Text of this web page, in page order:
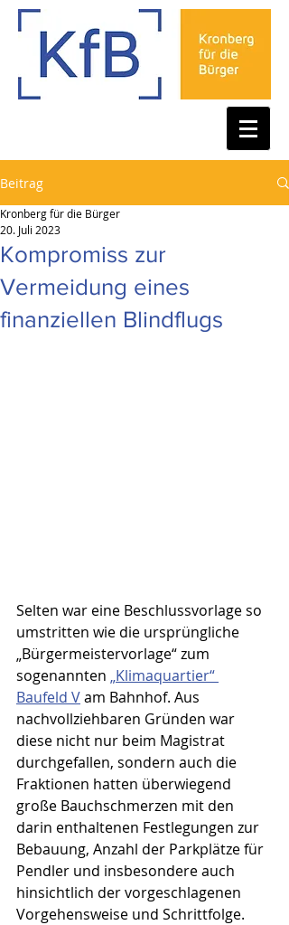
Beitrag
Kompromiss zur
Vermeidung eines
finanziellen Blindflugs
Kronberg für die Bürger
20. Juli 2023
Selten war eine Beschlussvorlage so
umstritten wie die ursprüngliche
„Bürgermeistervorlage“ zum
sogenannten „Klimaquartier“
Baufeld V am Bahnhof. Aus
nachvollziehbaren Gründen war
diese nicht nur beim Magistrat
durchgefallen, sondern auch die
Fraktionen hatten überwiegend
große Bauchschmerzen mit den
darin enthaltenen Festlegungen zur
Bebauung, Anzahl der Parkplätze für
Pendler und insbesondere auch
hinsichtlich der vorgeschlagenen
Vorgehensweise und Schrittfolge.